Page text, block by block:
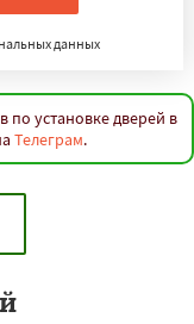
данных
по установке дверей в
Телеграм.